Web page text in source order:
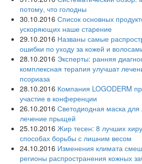
потому, что голодны
30.10.2016 Список основных
ускоряющих наше старение
29.10.2016 Названы самые
ошибки по уходу за кожей и
28.10.2016 Эксперты: ранняя
комплексная терапия улучшат
псориаза
28.10.2016 Компания LOGODERM
участие в конференции
26.10.2016 Светодиодная маска
лечение прыщей
25.10.2016 Жир тесен: 8 лучших
способах борьбы с лишним весом
24.10.2016 Изменения климата
регионы распространения кожных